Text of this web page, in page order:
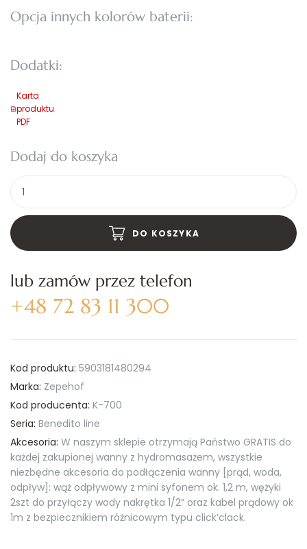
Opcja innych kolorów baterii:
Dodatki:
Karta
produktu
PDF
Dodaj do koszyka
DO KOSZYKA
lub zamów przez telefon
+48 72 83 11 300
Kod produktu: 5903181480294
Marka: Zepehof
Kod producenta: K-700
Seria: Benedito line
Akcesoria: W naszym sklepie otrzymają Państwo GRATIS do
każdej zakupionej wanny z hydromasażem, wszystkie
niezbędne akcesoria do podłączenia wanny [prąd, woda,
odpływ]: wąż odpływowy z mini syfonem ok. 1,2 m, wężyki
2szt do przyłączy wody nakrętka 1/2” oraz kabel prądowy ok
1m z bezpiecznikiem różnicowym typu click’clack.